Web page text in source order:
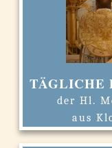
TÄGLICHE
der Hl.
aus